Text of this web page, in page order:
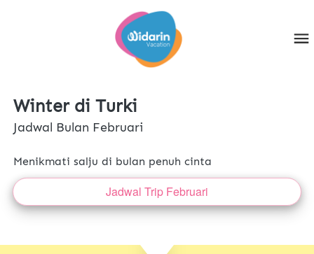
Winter di Turki
Jadwal Bulan Februari
Menikmati salju di bulan penuh cinta
`
Jadwal Trip Februari